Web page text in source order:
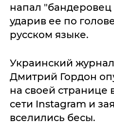
напал "бандеровец
ударив ее по
русском языке.
Украинский
Дмитрий Гордон
на своей странице
сети Instagram и
вселились бесы.